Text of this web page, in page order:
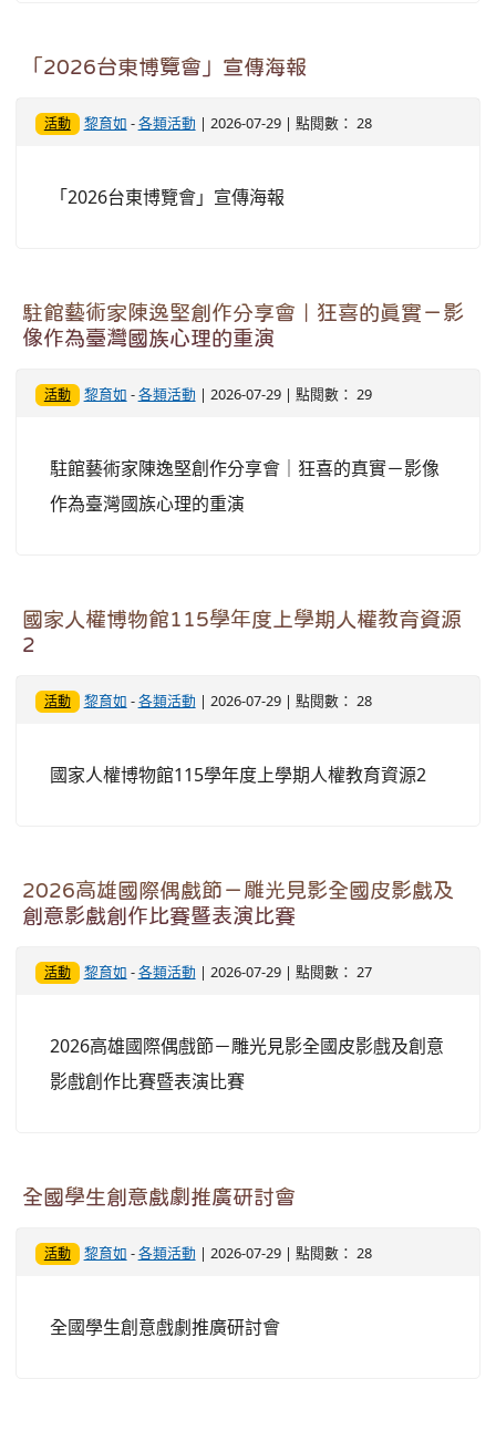
「2026台東博覽會」宣傳海報
活動 黎育如 -各類活動 | 2026-07-29 | 點閱數： 28
「2026台東博覽會」宣傳海報
駐館藝術家陳逸堅創作分享會｜狂喜的真實－影
像作為臺灣國族心理的重演
活動 黎育如 -各類活動 | 2026-07-29 | 點閱數： 29
駐館藝術家陳逸堅創作分享會｜狂喜的真實－影像
作為臺灣國族心理的重演
國家人權博物館115學年度上學期人權教育資源
2
活動 黎育如 -各類活動 | 2026-07-29 | 點閱數： 28
國家人權博物館115學年度上學期人權教育資源2
2026高雄國際偶戲節－雕光見影全國皮影戲及
創意影戲創作比賽暨表演比賽
活動 黎育如 -各類活動 | 2026-07-29 | 點閱數： 27
2026高雄國際偶戲節－雕光見影全國皮影戲及創意
影戲創作比賽暨表演比賽
全國學生創意戲劇推廣研討會
活動 黎育如 -各類活動 | 2026-07-29 | 點閱數： 28
全國學生創意戲劇推廣研討會